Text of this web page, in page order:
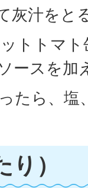
灰汁をと
トトマ
ースを加
たら、
）